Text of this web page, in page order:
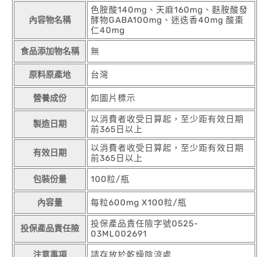
內容物名稱
色胺酸140mg、天麻160mg、麩胺酸發
酵物GABA100mg、迷迭香40mg 酸棗
仁40mg
食品添加物名稱 無
原料原產地 台灣
營養成份 如圖片標示
製造日期
以消費者收受日算起，至少距有效日期
前365日以上
有效日期
以消費者收受日算起，至少距有效日期
前365日以上
包裝份量 100粒/瓶
內容量 每粒600mg X100粒/瓶
投保產品責任險
投保產品責任險字號0525-
03ML002691
注意事項 請存放於乾燥陰涼處